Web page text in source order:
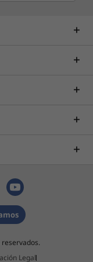
variedad de
se incluye
al
tu equipo
Legal